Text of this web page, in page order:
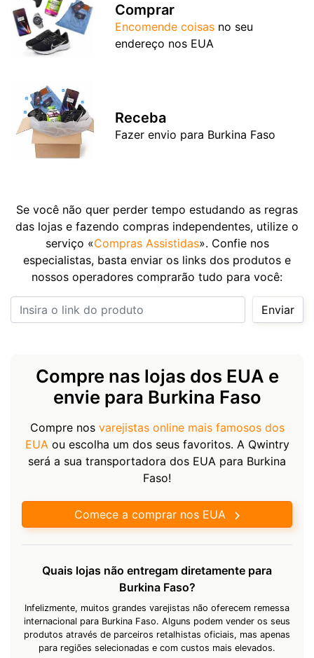
Comprar
Encomende coisas no seu
endereço nos EUA
Receba
Fazer envio para Burkina Faso
Se você não quer perder tempo estudando as regras
das lojas e fazendo compras independentes, utilize o
serviço «Compras Assistidas». Confie nos
especialistas, basta enviar os links dos produtos e
nossos operadores comprarão tudo para você:
Insira o link do produto
Enviar
Compre nas lojas dos EUA e
envie para Burkina Faso
Compre nos varejistas online mais famosos dos
EUAou escolha um dos seus favoritos. A Qwintry
será a sua transportadora dos EUA para Burkina
Faso!
Comece a comprar nos EUA
Quais lojas não entregam diretamente para
Burkina Faso?
Infelizmente, muitos grandes varejistas não oferecem remessa
internacional para Burkina Faso. Alguns podem vender os seus
produtos através de parceiros retalhistas oficiais, mas apenas
para regiões selecionadas e com custos mais elevados.